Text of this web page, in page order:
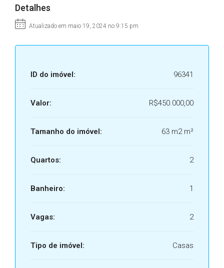
Detalhes
Atualizado em maio 19, 2024 no 9:15 pm
ID do imóvel: 96341
Valor: R$450.000,00
Tamanho do imóvel: 63 m2 m²
Quartos: 2
Banheiro: 1
Vagas: 2
Tipo de imóvel: Casas